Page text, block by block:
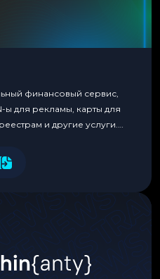
финансовый сервис,
ы для рекламы, карты для
и другие услуги.